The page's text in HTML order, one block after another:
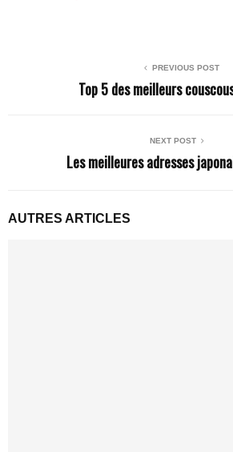
PREVIOUS POST
Top 5 des meilleurs
NEXT POST
Les meilleures adresses
AUTRES ARTICLES